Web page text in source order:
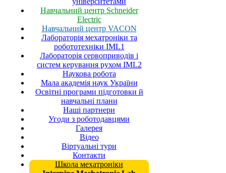
Навчальний центр Schneider
Electric
Навчальний центр VACON
Лабораторія мехатроніки та
робототехніки IML1
Лабораторія сервоприводів і
систем керування рухом IML2
Наукова робота
Мала академія наук України
Освітні програми підготовки й
навчальні плани
Наші партнери
Угоди з роботодавцями
Галерея
Відео
Віртуальні тури
Контакти
Школа мехатроніки